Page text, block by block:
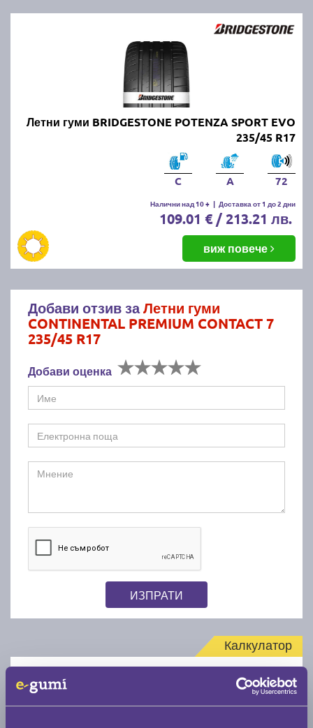
Летни гуми BRIDGESTONE POTENZA SPORT EVO
235/45 R17
C A 72
Налични над 10 + | Доставка от 1 до 2 дни
109.01 € / 213.21 лв.
виж повече
Добави отзив заЛетни гуми
CONTINENTAL PREMIUM CONTACT 7
235/45 R17
Добави оценка
ИЗПРАТИ
Калкулатор